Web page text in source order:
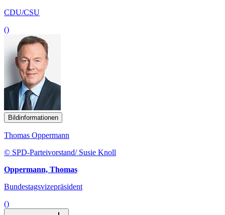
CDU/CSU
()
Bildinformationen
Thomas Oppermann
© SPD-Parteivorstand/ Susie Knoll
Oppermann, Thomas
Bundestagsvizepräsident
()